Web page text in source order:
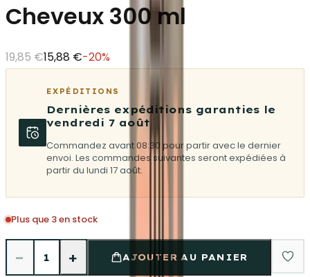
Cheveux 300 ml
19,85 €15,88 €-20%
EXPÉDITIONS
Dernières expéditions garanties le
vendredi 7 août
Commandez avant 08:30 pour partir avec le dernier
envoi. Les commandes suivantes seront expédiées à
partir du lundi 17 août.
Plus que 3 en stock
− 1 + AJOUTER AU PANIER